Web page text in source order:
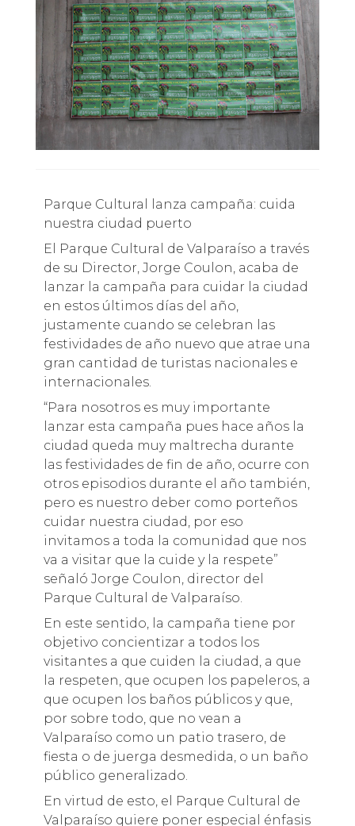
Parque Cultural lanza campaña: cuida
nuestra ciudad puerto
El Parque Cultural de Valparaíso a través
de su Director, Jorge Coulon, acaba de
lanzar la campaña para cuidar la ciudad
en estos últimos días del año,
justamente cuando se celebran las
festividades de año nuevo que atrae una
gran cantidad de turistas nacionales e
internacionales.
“Para nosotros es muy importante
lanzar esta campaña pues hace años la
ciudad queda muy maltrecha durante
las festividades de fin de año, ocurre con
otros episodios durante el año también,
pero es nuestro deber como porteños
cuidar nuestra ciudad, por eso
invitamos a toda la comunidad que nos
va a visitar que la cuide y la respete”
señaló Jorge Coulon, director del
Parque Cultural de Valparaíso.
En este sentido, la campaña tiene por
objetivo concientizar a todos los
visitantes a que cuiden la ciudad, a que
la respeten, que ocupen los papeleros, a
que ocupen los baños públicos y que,
por sobre todo, que no vean a
Valparaíso como un patio trasero, de
fiesta o de juerga desmedida, o un baño
público generalizado.
En virtud de esto, el Parque Cultural de
Valparaíso quiere poner especial énfasis